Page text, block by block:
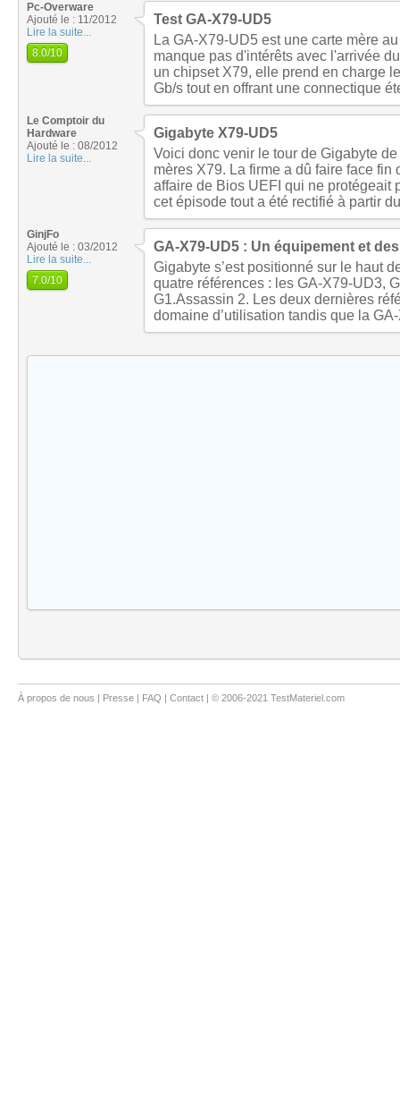
Pc-Overware
Ajouté le : 11/2012
Lire la suite...
8.0/10
Test GA-X79-UD5
La GA-X79-UD5 est une carte mère
manque pas d'intérêts avec l'arrivée
un chipset X79, elle prend en charge
Gb/s tout en offrant une connectique
Le Comptoir du
Hardware
Ajouté le : 08/2012
Lire la suite...
Gigabyte X79-UD5
Voici donc venir le tour de Gigabyte
mères X79. La firme a dû faire face
affaire de Bios UEFI qui ne protégeait
cet épisode tout a été rectifié à partir
GinjFo
Ajouté le : 03/2012
Lire la suite...
7.0/10
GA-X79-UD5 : Un équipement et
Gigabyte s’est positionné sur le haut
quatre références : les GA-X79-UD3,
G1.Assassin 2. Les deux dernières
domaine d’utilisation tandis que la
À propos de nous | Presse | FAQ | Contact | © 2006-2021 TestMateriel.com